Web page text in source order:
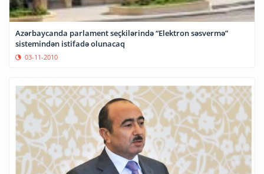
Azərbaycanda parlament seçkilərində “Elektron səsvermə”
sistemindən istifadə olunacaq
03-11-2010